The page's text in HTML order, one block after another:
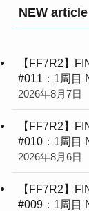
NEW article
【FF7R2】
#011：1周目
2026年8月7日
【FF7R2】
#010：1周目
2026年8月6日
【FF7R2】
#009：1周目